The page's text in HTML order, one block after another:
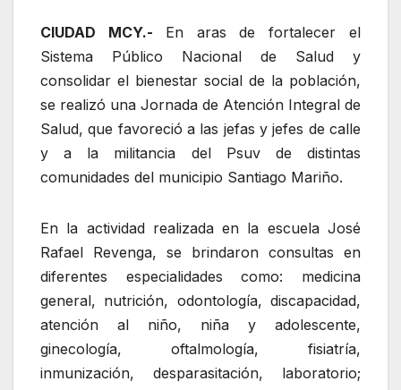
CIUDAD MCY.- En aras de fortalecer el
Sistema Público Nacional de Salud y
consolidar el bienestar social de la población,
se realizó una Jornada de Atención Integral de
Salud, que favoreció a las jefas y jefes de calle
y a la militancia del Psuv de distintas
comunidades del municipio Santiago Mariño.
En la actividad realizada en la escuela José
Rafael Revenga, se brindaron consultas en
diferentes especialidades como: medicina
general, nutrición, odontología, discapacidad,
atención al niño, niña y adolescente,
ginecología, oftalmología, fisiatría,
inmunización, desparasitación, laboratorio;